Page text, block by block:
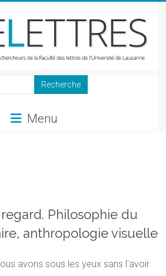
Menu
regard. Philosophie du
anthropologie visuelle
avons sous les yeux sans l'avoir